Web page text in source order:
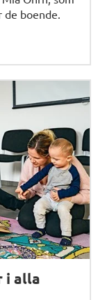
boende.
i alla